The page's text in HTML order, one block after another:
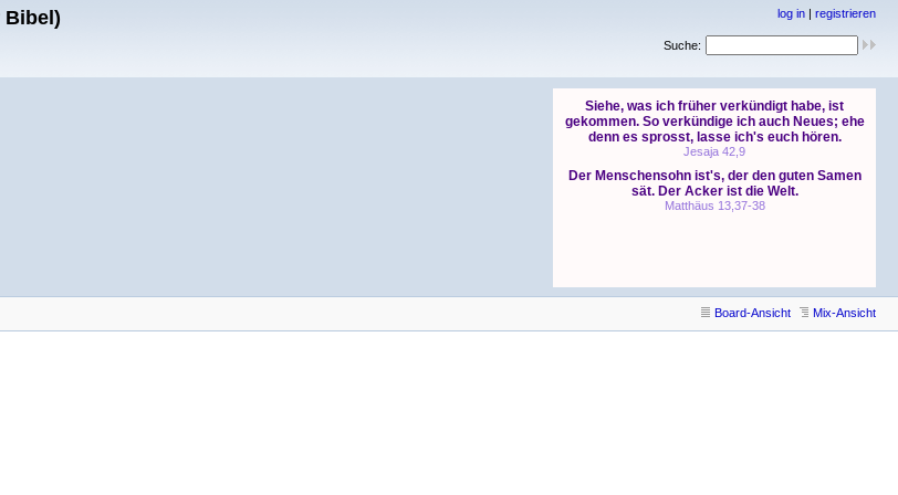
Bibel) log in | registrieren
Suche:
Board-Ansicht Mix-Ansicht